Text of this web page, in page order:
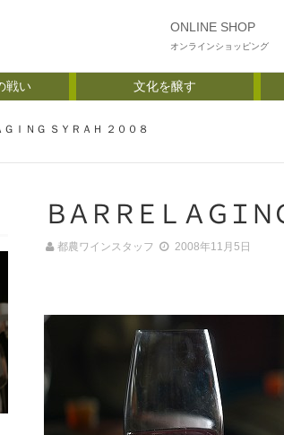
ONLINE SHOP
オンラインショッピング
戦い 文化を醸す
ＧＩＮＧ ＳＹＲＡＨ ２００８
ＢＡＲＲＥＬ ＡＧＩＮ
都農ワインスタッフ 2008年11月5日